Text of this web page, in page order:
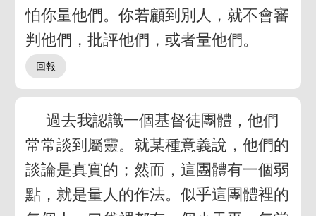
怕你量他們。你若顧到別人，就不會審
判他們，批評他們，或者量他們。
過去我認識一個基督徒團體，他們
常常談到屬靈。就某種意義說，他們的
談論是真實的；然而，這團體有一個弱
點，就是量人的作法。似乎這團體裡的